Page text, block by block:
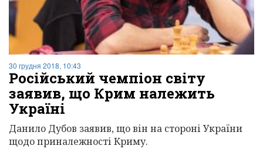
30 грудня 2018, 10:43
Російський чемпіон світу
заявив, що Крим належить
Україні
Данило Дубов заявив, що він на стороні України
щодо приналежності Криму.